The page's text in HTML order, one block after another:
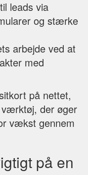
leads via
og stærke
arbejde ved at
med
på nettet,
værktøj, der øger
vækst gennem
på en